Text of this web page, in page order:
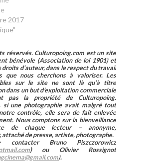
2017
réservés. Culturopoing.com est un site
bénévole (Association de loi 1901) et
droits d’auteur, dans le respect du travail
que nous cherchons à valoriser. Les
sur le site ne sont là qu’à titre
dans un but d’exploitation commerciale
pas la propriété de Culturopoing.
si une photographie avait malgré tout
contrôle, elle sera de fait enlevée
Nous comptons sur la bienveillance
de chaque lecteur – anonyme,
attaché de presse, artiste, photographe.
Bruno Piszczorowicz
) ou Olivier Rossignot
).